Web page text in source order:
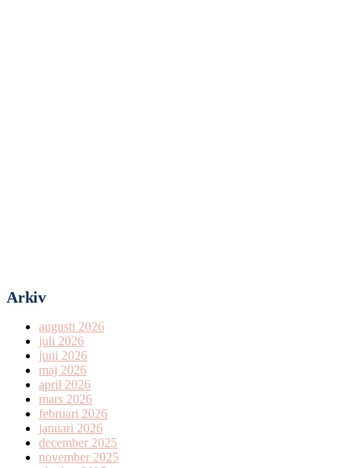
Arkiv
augusti 2026
juli 2026
juni 2026
maj 2026
april 2026
mars 2026
februari 2026
januari 2026
december 2025
november 2025